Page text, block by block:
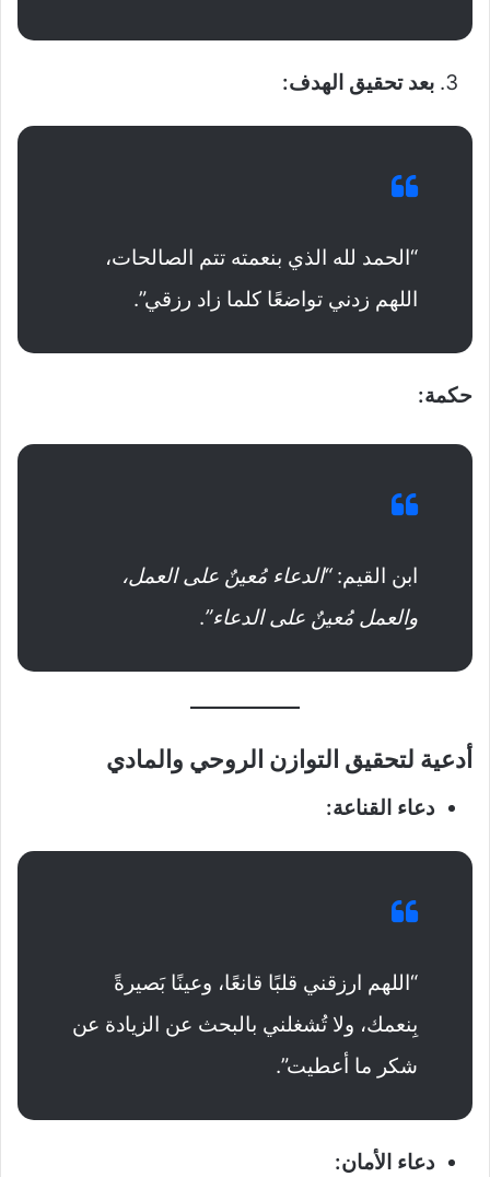
بعد تحقيق الهدف:
“الحمد لله الذي بنعمته تتم الصالحات،
اللهم زدني تواضعًا كلما زاد رزقي”.
حكمة:
ابن القيم:“الدعاء مُعينٌ على العمل،
والعمل مُعينٌ على الدعاء”.
أدعية لتحقيق التوازن الروحي والمادي
دعاء القناعة:
“اللهم ارزقني قلبًا قانعًا، وعينًا بَصيرةً
بِنعمك، ولا تُشغلني بالبحث عن الزيادة عن
شكر ما أعطيت”.
دعاء الأمان: